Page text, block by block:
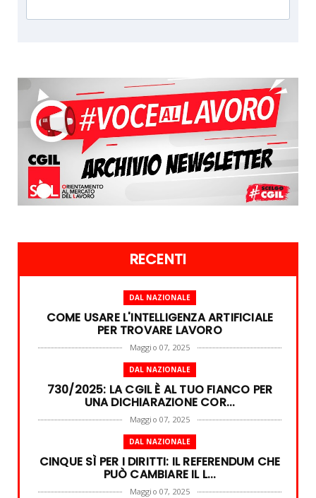
RECENTI
DAL NAZIONALE
COME USARE L'INTELLIGENZA ARTIFICIALE
PER TROVARE LAVORO
Maggio 07, 2025
DAL NAZIONALE
730/2025: LA CGIL È AL TUO FIANCO PER
UNA DICHIARAZIONE COR...
Maggio 07, 2025
DAL NAZIONALE
CINQUE SÌ PER I DIRITTI: IL REFERENDUM CHE
PUÒ CAMBIARE IL L...
Maggio 07, 2025